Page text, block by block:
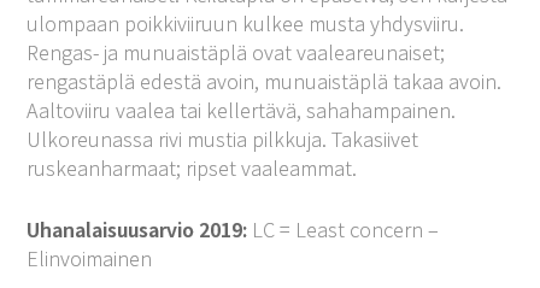
ulompaan poikkiviiruun kulkee musta yhdysviiru.
Rengas- ja munuaistäplä ovat vaaleareunaiset;
rengastäplä edestä avoin, munuaistäplä takaa avoin.
Aaltoviiru vaalea tai kellertävä, sahahampainen.
Ulkoreunassa rivi mustia pilkkuja. Takasiivet
ruskeanharmaat; ripset vaaleammat.
Uhanalaisuusarvio 2019: LC = Least concern –
Elinvoimainen